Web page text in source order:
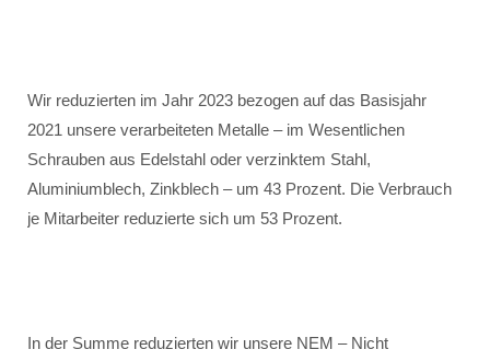
Wir reduzierten im Jahr 2023 bezogen auf das Basisjahr
2021 unsere verarbeiteten Metalle – im Wesentlichen
Schrauben aus Edelstahl oder verzinktem Stahl,
Aluminiumblech, Zinkblech – um 43 Prozent. Die Verbrauch
je Mitarbeiter reduzierte sich um 53 Prozent.
In der Summe reduzierten wir unsere NEM – Nicht